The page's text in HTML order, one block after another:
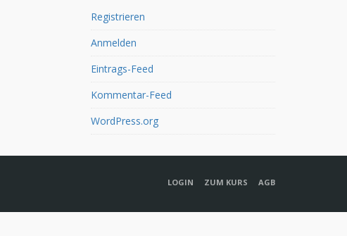
Registrieren
Anmelden
Eintrags-Feed
Kommentar-Feed
WordPress.org
LOGIN ZUM KURS AGB